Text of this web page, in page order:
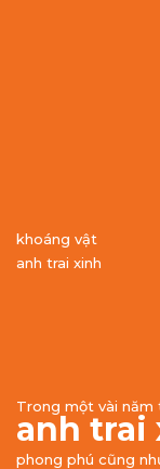
khoáng vật
anh trai xinh
Trong một vài năm
anh trai
phong phú cũng